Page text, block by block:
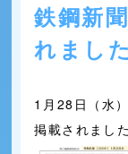
鉄鋼新
れました
1月28日（水
掲載されました